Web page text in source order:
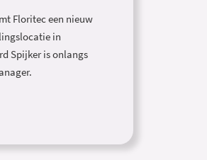
Floritec een nieuw
in
Spijker is onlangs